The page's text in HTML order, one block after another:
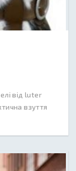
від luter
взуття